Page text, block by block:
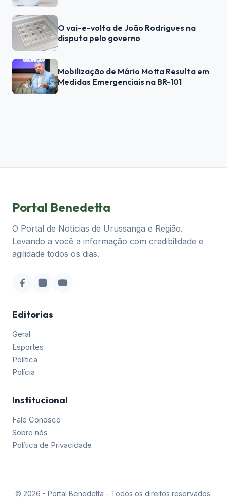
O vai-e-volta de João Rodrigues na
disputa pelo governo
Mobilização de Mário Motta Resulta em
Medidas Emergenciais na BR-101
Portal Benedetta
O Portal de Notícias de Urussanga e Região.
Levando a você a informação com credibilidade e
agilidade todos os dias.
Editorias
Geral
Esportes
Política
Polícia
Institucional
Fale Conosco
Sobre nós
Política de Privacidade
© 2026 - Portal Benedetta - Todos os direitos reservados.